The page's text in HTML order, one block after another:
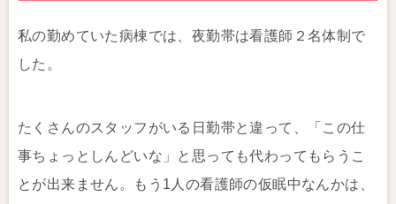
私の勤めていた病棟では、夜勤帯は看護師２名体制で
した。
たくさんのスタッフがいる日勤帯と違って、「この仕
事ちょっとしんどいな」と思っても代わってもらうこ
とが出来ません。もう1人の看護師の仮眠中なんかは、